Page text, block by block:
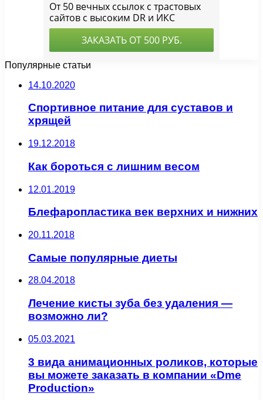
Популярные статьи
14.10.2020
Спортивное питание для суставов и
хрящей
19.12.2018
Как бороться с лишним весом
12.01.2019
Блефаропластика век верхних и нижних
20.11.2018
Самые популярные диеты
28.04.2018
Лечение кисты зуба без удаления —
возможно ли?
05.03.2021
3 вида анимационных роликов, которые
вы можете заказать в компании «Dme
Production»